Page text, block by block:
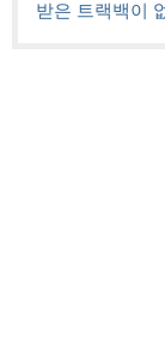
받은 트랙백이